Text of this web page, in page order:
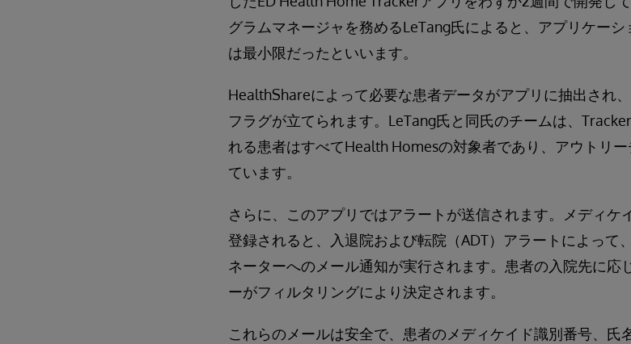
グラムマネージャを務めるLeTang氏によると、アプリケー
は最小限だったといいます。
HealthShareによって必要な患者データがアプリに抽出され
フラグが立てられます。LeTang氏と同氏のチームは、
れる患者はすべてHealth Homesの対象者であり、アウトリ
ています。
さらに、このアプリではアラートが送信されます。メディケ
登録されると、入退院および転院（ADT）アラートによって
ネーターへのメール通知が実行されます。患者の入院先に応
ーがフィルタリングにより決定されます。
これらのメールは安全で、患者のメディケイド識別番号、氏